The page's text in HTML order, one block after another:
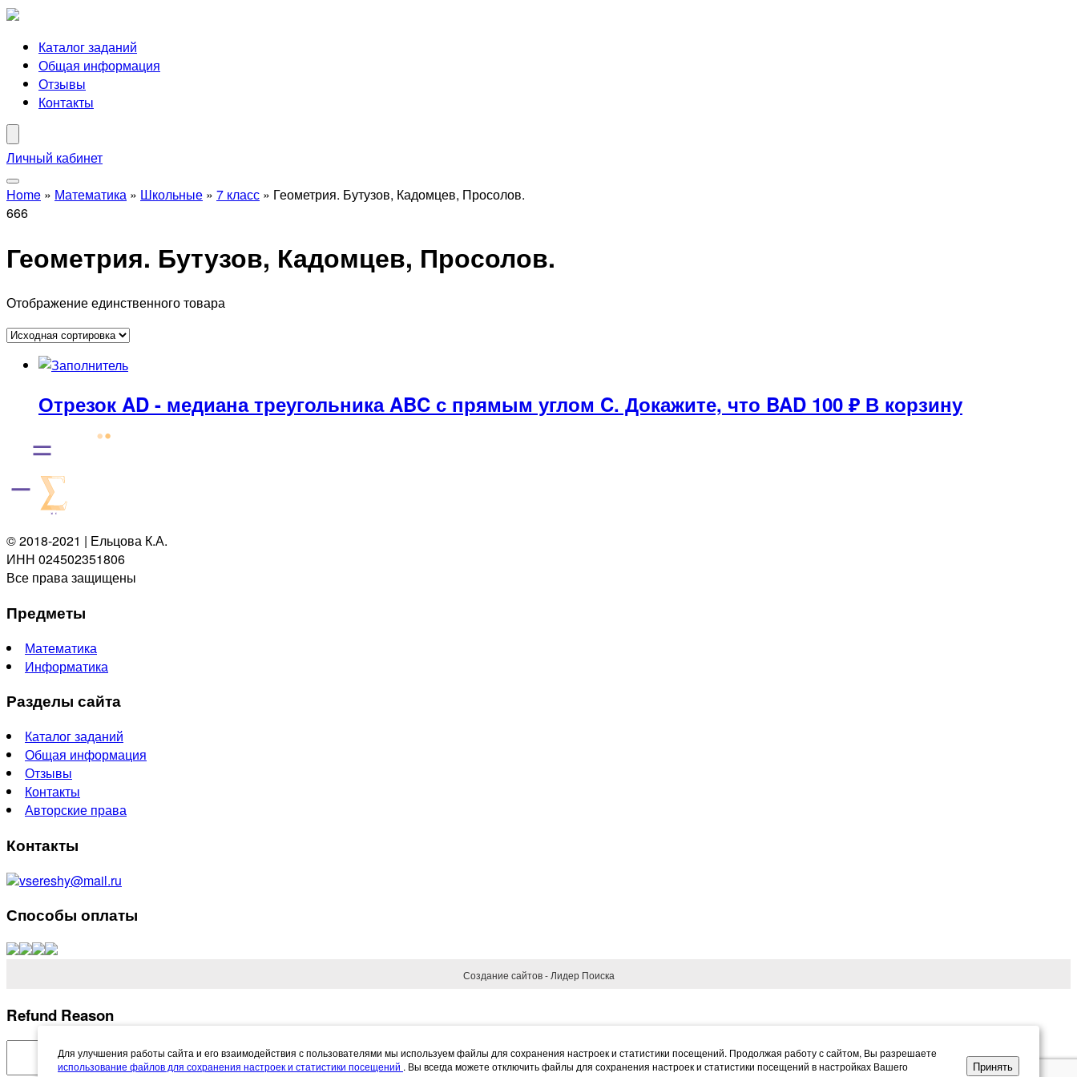
Каталог заданий
Общая информация
Отзывы
Контакты
Личный кабинет
Home » Математика » Школьные » 7 класс » Геометрия. Бутузов, Кадомцев, Просолов.
666
Геометрия. Бутузов, Кадомцев, Просолов.
Отображение единственного товара
Отрезок AD - медиана треугольника ABC с прямым углом C. Докажите, что BAD 100 ₽ В корзину
© 2018-2021 | Ельцова К.А.
ИНН 024502351806
Все права защищены
Предметы
Математика
Информатика
Разделы сайта
Каталог заданий
Общая информация
Отзывы
Контакты
Авторские права
Контакты
vsereshy@mail.ru
Способы оплаты
Создание сайтов - Лидер Поиска
Refund Reason
Для улучшения работы сайта и его взаимодействия с пользователями мы используем файлы для сохранения настроек и статистики посещений. Продолжая работу с сайтом, Вы разрешаете
использование файлов для сохранения настроек и статистики посещений . Вы всегда можете отключить файлы для сохранения настроек и статистики посещений в настройках Вашего
Принять